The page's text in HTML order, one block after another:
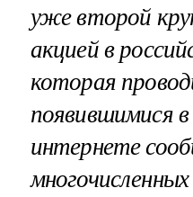
уже второй
акцией в
которая
появившимися
интернете